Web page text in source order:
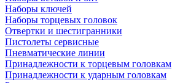
Наборы ключей
Наборы торцевых головок
Отвертки и шестигранники
Пистолеты сервисные
Пневматические линии
Принадлежности к торцевым головкам
Принадлежности к ударным головкам